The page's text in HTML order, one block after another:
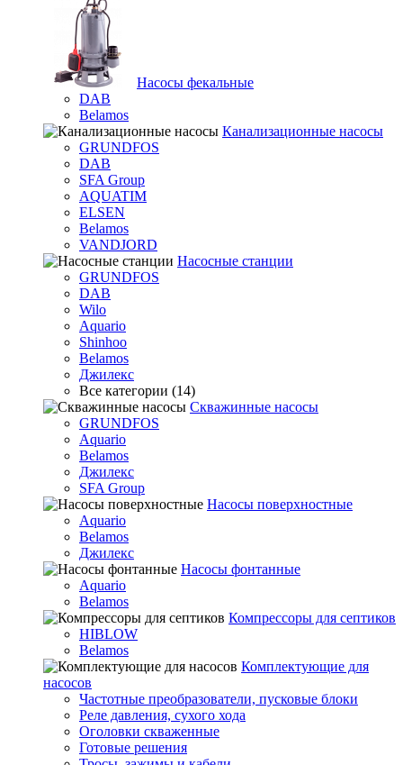
Насосы фекальные
DAB
Belamos
Канализационные насосы
GRUNDFOS
DAB
SFA Group
AQUATIM
ELSEN
Belamos
VANDJORD
Насосные станции
GRUNDFOS
DAB
Wilo
Aquario
Shinhoo
Belamos
Джилекс
Все категории (14)
Скважинные насосы
GRUNDFOS
Aquario
Belamos
Джилекс
SFA Group
Насосы поверхностные
Aquario
Belamos
Джилекс
Насосы фонтанные
Aquario
Belamos
Компрессоры для септиков
HIBLOW
Belamos
Комплектующие для
насосов
Частотные преобразователи, пусковые блоки
Реле давления, сухого хода
Оголовки скваженные
Готовые решения